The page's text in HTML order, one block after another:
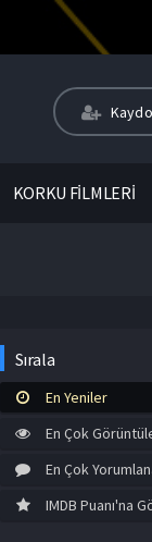
KORKU FİLMLERİ
Sırala
En Yeniler
En Çok
En Çok
IMDB Puanı'na